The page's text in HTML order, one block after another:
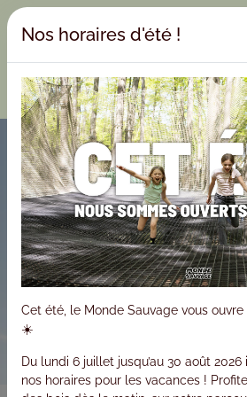
Nos horaires d'été !
Cet été, le Monde Sauvage vous
☀️
Du lundi 6 juillet jusqu’au 30 août
nos horaires pour les vacances !